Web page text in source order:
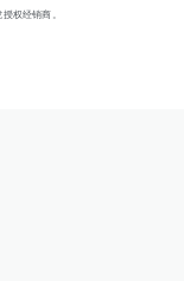
权经销商。